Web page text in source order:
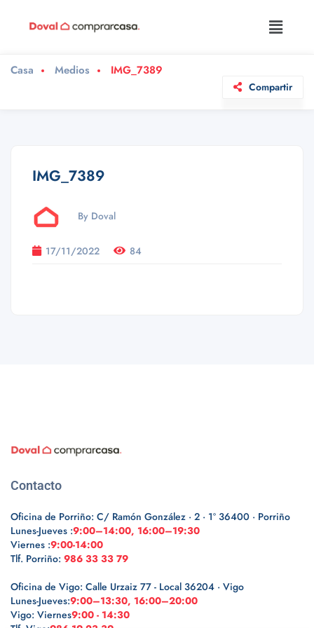
Casa Medios IMG_7389
Compartir
IMG_7389
By Doval
17/11/2022 84
Contacto
Oficina de Porriño: C/ Ramón González · 2 · 1º 36400 · Porriño
Lunes-Jueves :9:00–14:00, 16:00–19:30
Viernes :9:00-14:00
Tlf. Porriño: 986 33 33 79
Oficina de Vigo: Calle Urzaiz 77 - Local 36204 · Vigo
Lunes-Jueves:9:00–13:30, 16:00–20:00
Vigo: Viernes9:00 - 14:30